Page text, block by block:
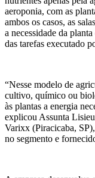
aeroponia, com as
ambos os casos, as
a necessidade da
das tarefas executado
“Nesse modelo de
cultivo, químico ou
às plantas a energia
explicou Assunta
Varixx (Piracicaba,
no segmento e